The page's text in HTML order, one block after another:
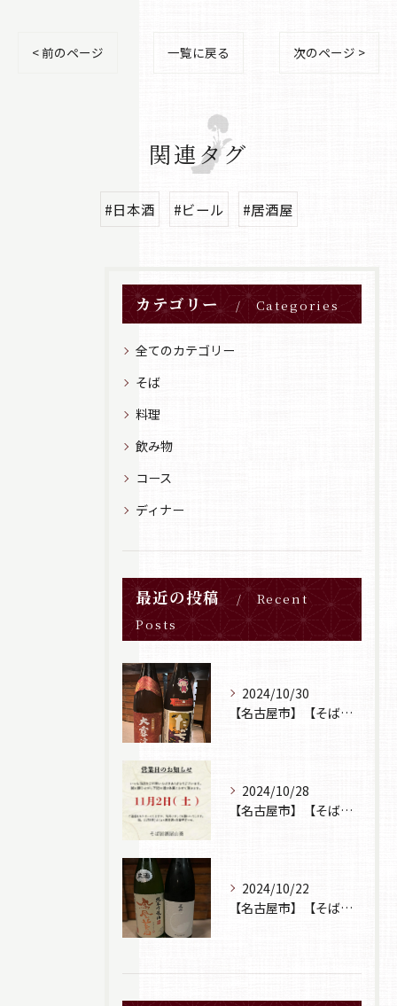
< 前のページ 一覧に戻る 次のページ >
関連タグ
#日本酒 #ビール #居酒屋
カテゴリー Categories
全てのカテゴリー
そば
料理
飲み物
コース
ディナー
最近の投稿
Recent
Posts
2024/10/30
【名古屋市】【そば居酒屋山葵】【日本酒】
2024/10/28
【名古屋市】【そば居酒屋山葵】【営業日のお知らせ】
2024/10/22
【名古屋市】【そば居酒屋山葵】【日本酒】